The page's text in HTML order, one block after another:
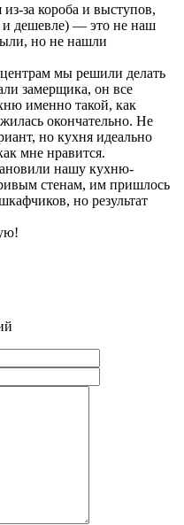
за короба и выступов,
и дешевле) — это не наш
но не нашли
мы решили делать
замерщика, он все
именно такой, как
окончательно. Не
но кухня идеально
мне нравится.
нашу кухню-
стенам, им пришлось
но результат